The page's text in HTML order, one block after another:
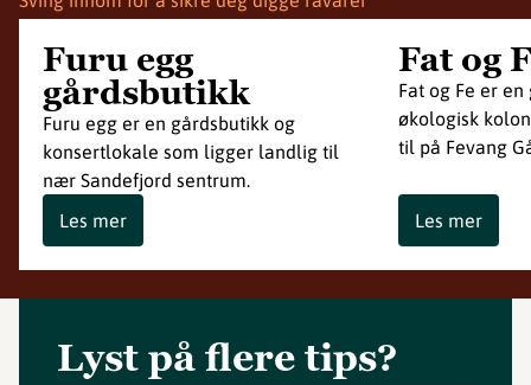
Furu egg
gårdsbutikk
Furu egg er en gårdsbutikk og
konsertlokale som ligger landlig til
nær Sandefjord sentrum.
Les mer
Fat og
Fat og Fe er
økologisk
til på Fevang
Les mer
Lyst på flere tips?